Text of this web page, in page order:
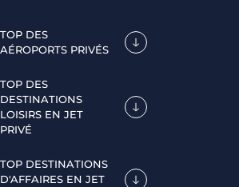
TOP DES
AÉROPORTS PRIVÉS
TOP DES
DESTINATIONS
LOISIRS EN JET
PRIVÉ
TOP DESTINATIONS
D'AFFAIRES EN JET